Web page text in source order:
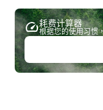
耗费计算器
根据您的使用习惯